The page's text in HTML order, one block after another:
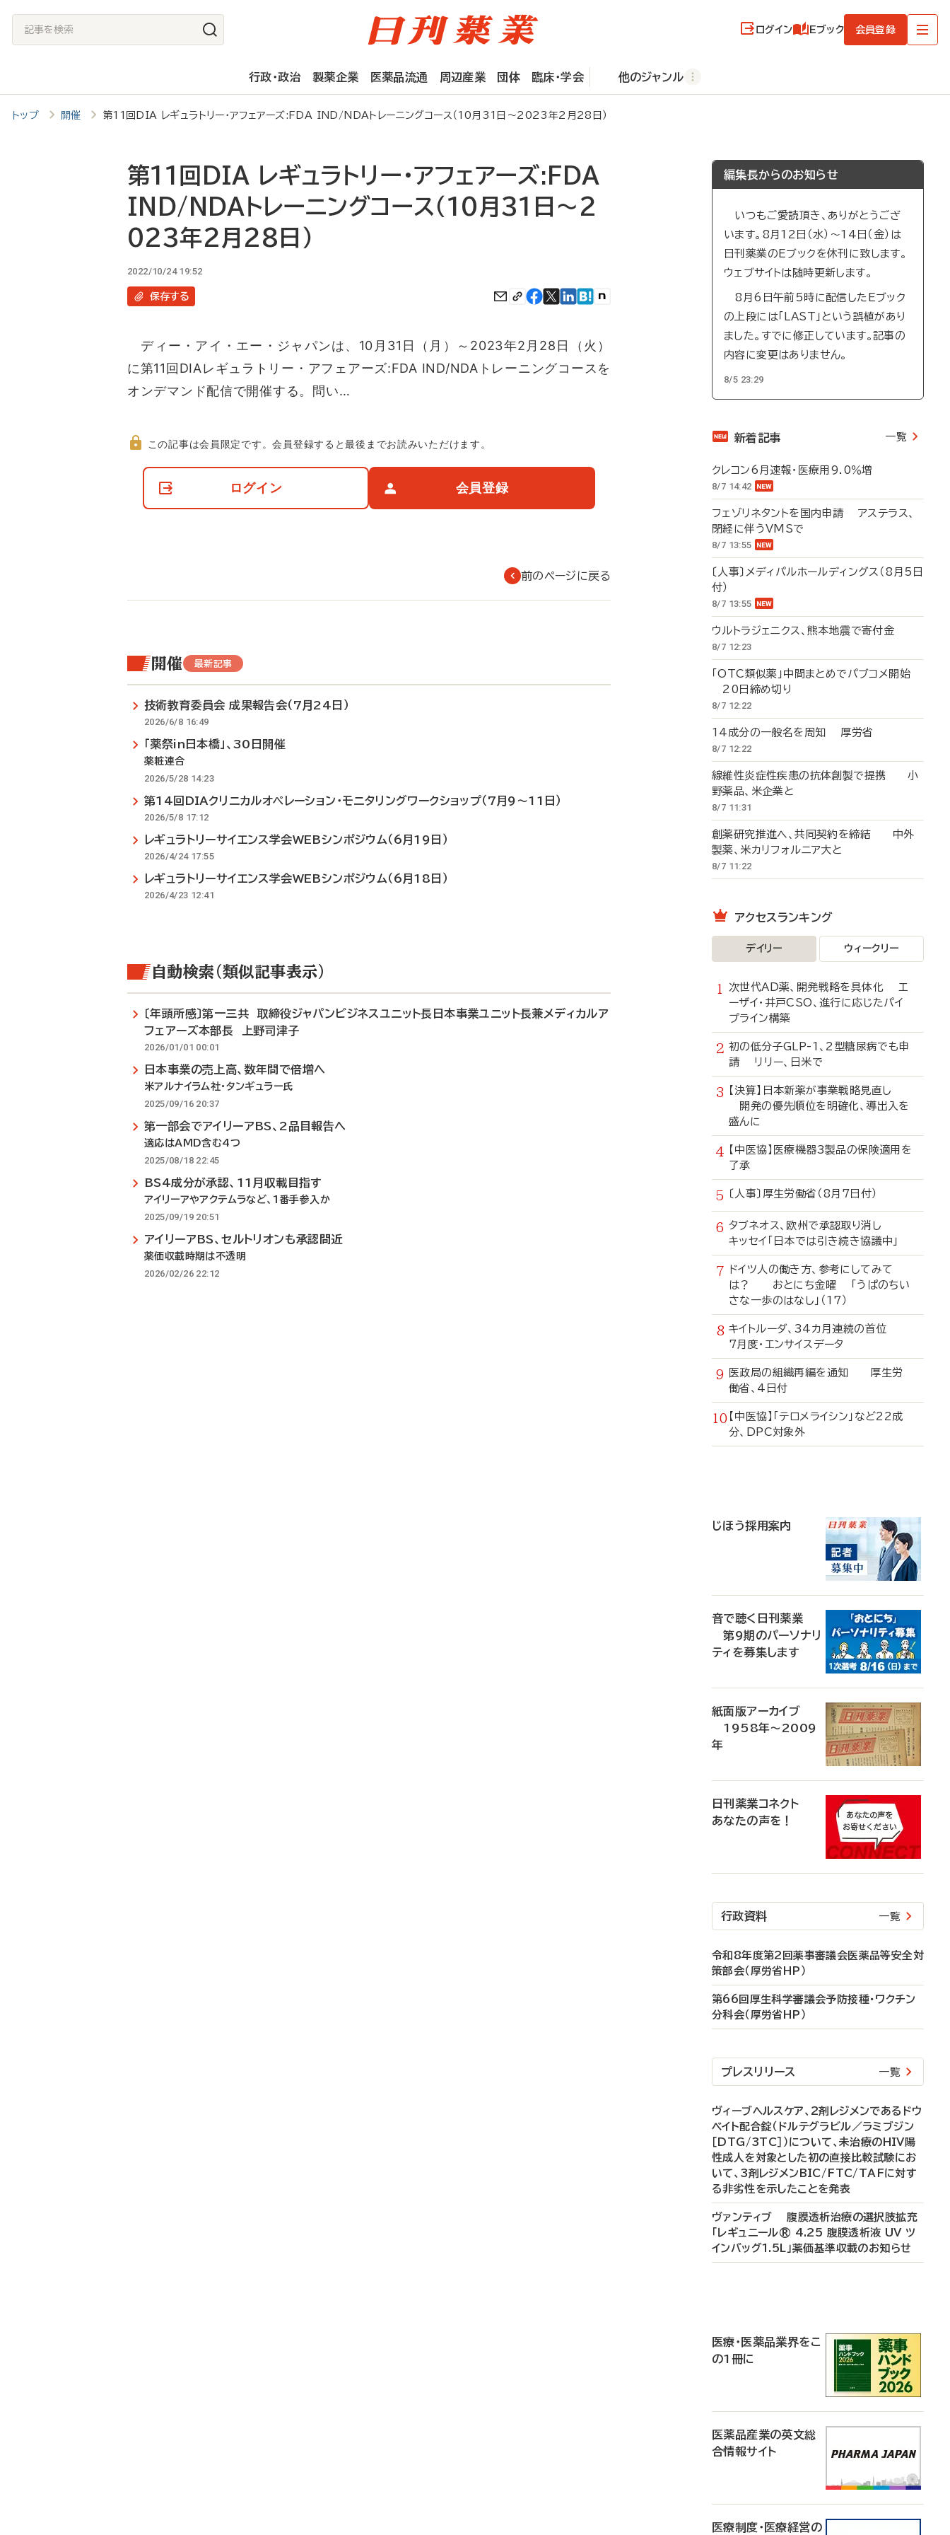
記
事
検
索
ログイン Eブック 会員登録
行政・政治 製薬企業 医薬品流通 周辺産業 団体 臨床・学会 他のジャンル
トップ 開催 第11回DIA レギュラトリー・アフェアーズ:FDA IND/NDAトレーニングコース（10月31日～2023年2月28日）
第11回DIA レギュラトリー・アフェアーズ:FDA
IND/NDAトレーニングコース（10月31日～2
023年2月28日）
2022/10/24 19:52
保存する
ディー・アイ・エー・ジャパンは、10月31日（月）～2023年2月28日（火）
に第11回DIAレギュラトリー・アフェアーズ:FDA IND/NDAトレーニングコースを
オンデマンド配信で開催する。問い…
て
この記事は会員限定です。会員登録すると最後までお読みいただけます。
ログイン 会員登録
前のページに戻る
開催 最新記事
技術教育委員会 成果報告会（7月24日）
2026/6/8 16:49
「薬祭in日本橋」、30日開催
薬粧連合
2026/5/28 14:23
第14回DIAクリニカルオペレーション・モニタリングワークショップ（7月9～11日）
2026/5/8 17:12
レギュラトリーサイエンス学会WEBシンポジウム（6月19日）
2026/4/24 17:55
レギュラトリーサイエンス学会WEBシンポジウム（6月18日）
2026/4/23 12:41
自動検索（類似記事表示）
〔年頭所感〕第一三共 取締役ジャパンビジネスユニット長日本事業ユニット長兼メディカルア
フェアーズ本部長 上野司津子
2026/01/01 00:01
日本事業の売上高、数年間で倍増へ
米アルナイラム社・タンギュラー氏
2025/09/16 20:37
第一部会でアイリーアBS、2品目報告へ
適応はAMD含む4つ
2025/08/18 22:45
BS4成分が承認、11月収載目指す
アイリーアやアクテムラなど、1番手参入か
2025/09/19 20:51
アイリーアBS、セルトリオンも承認間近
薬価収載時期は不透明
2026/02/26 22:12
編集長からのお知らせ
いつもご愛読頂き、ありがとうござ
います。8月12日（水）～14日（金）は
日刊薬業のEブックを休刊に致します。
ウェブサイトは随時更新します。
8月6日午前5時に配信したEブック
の上段には「LAST」という誤植があり
ました。すでに修正しています。記事の
内容に変更はありません。
8/5 23:29
新着記事 一覧
クレコン6月速報・医療用9.0％増
8/7 14:42
フェゾリネタントを国内申請 アステラス、
閉経に伴うVMSで
8/7 13:55
〔人事〕メディパルホールディングス（8月5日
付）
8/7 13:55
ウルトラジェニクス、熊本地震で寄付金
8/7 12:23
「OTC類似薬」中間まとめでパブコメ開始
20日締め切り
8/7 12:22
14成分の一般名を周知 厚労省
8/7 12:22
線維性炎症性疾患の抗体創製で提携 小
野薬品、米企業と
8/7 11:31
創薬研究推進へ、共同契約を締結 中外
製薬、米カリフォルニア大と
8/7 11:22
アクセスランキング
デイリー ウィークリー
次世代AD薬、開発戦略を具体化 エ
ーザイ・井戸CSO、進行に応じたパイ
プライン構築
初の低分子GLP-1、2型糖尿病でも申
請 リリー、日米で
【決算】日本新薬が事業戦略見直し
開発の優先順位を明確化、導出入を
盛んに
【中医協】医療機器3製品の保険適用を
了承
〔人事〕厚生労働省（8月7日付）
タブネオス、欧州で承認取り消し
キッセイ「日本では引き続き協議中」
ドイツ人の働き方、参考にしてみて
は？ おとにち金曜 「うぱのちい
さな一歩のはなし」（17）
キイトルーダ、34カ月連続の首位
7月度・エンサイスデータ
医政局の組織再編を通知 厚生労
働省、4日付
【中医協】「テロメライシン」など22成
分、DPC対象外
じほう採用案内
音で聴く日刊薬業
第9期のパーソナリ
ティを募集します
紙面版アーカイブ
1958年～2009
年
日刊薬業コネクト
あなたの声を！
行政資料 一覧
令和8年度第2回薬事審議会医薬品等安全対
策部会（厚労省HP）
第66回厚生科学審議会予防接種・ワクチン
分科会（厚労省HP）
プレスリリース 一覧
ヴィーブヘルスケア、2剤レジメンであるドウ
ベイト配合錠（ドルテグラビル／ラミブジン
［DTG/3TC］）について、未治療のHIV陽
性成人を対象とした初の直接比較試験にお
いて、3剤レジメンBIC/FTC/TAFに対す
る非劣性を示したことを発表
ヴァンティブ 腹膜透析治療の選択肢拡充
「レギュニール® 4.25 腹膜透析液 UV ツ
インバッグ1.5L」薬価基準収載のお知らせ
医療・医薬品業界をこ
の1冊に
医薬品産業の英文総
合情報サイト
医療制度・医療経営の